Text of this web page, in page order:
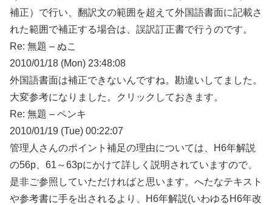
補正）で行い、翻訳文の範囲を超えて外国語書面に記載さ
れた範囲で補正する場合は、誤訳訂正書で行うのです。
Re: 無題 – ぬこ
2010/01/18 (Mon) 23:48:08
外国語書面は補正できないんですね。勘違いしてました。
大変参考になりました。クリックしておきます。
Re: 無題 – ペンキ
2010/01/19 (Tue) 00:22:07
管理人さんのポイント補足の理由については、H6年解説
の56p、61～63pにかけて詳しく説明されていますので、
是非ご参照していただければと思います。へたなテキスト
や参考書に手を出されるより、H6年解説(いわゆるH6年改